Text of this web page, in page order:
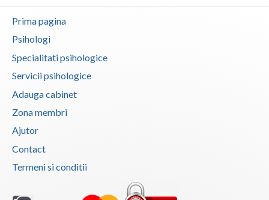
Prima pagina
Psihologi
Specialitati psihologice
Servicii psihologice
Adauga cabinet
Zona membri
Ajutor
Contact
Termeni si conditii